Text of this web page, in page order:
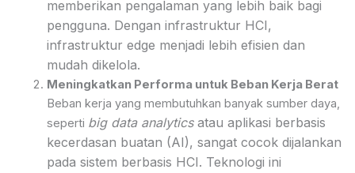
memberikan pengalaman yang lebih baik bagi
pengguna. Dengan infrastruktur HCI,
infrastruktur edge menjadi lebih efisien dan
mudah dikelola.
Meningkatkan Performa untuk Beban Kerja Berat
Beban kerja yang membutuhkan banyak sumber daya,
seperti big data analyticsatau aplikasi berbasis
kecerdasan buatan (AI), sangat cocok dijalankan
pada sistem berbasis HCI. Teknologi ini